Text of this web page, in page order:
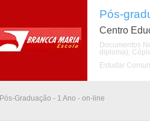
Pós-
Centro
Documentos
diploma);
Estudar
Pós-Graduação - 1 Ano - on-line